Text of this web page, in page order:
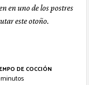
en uno de los postres
este otoño.
DE COCCIÓN
minutos